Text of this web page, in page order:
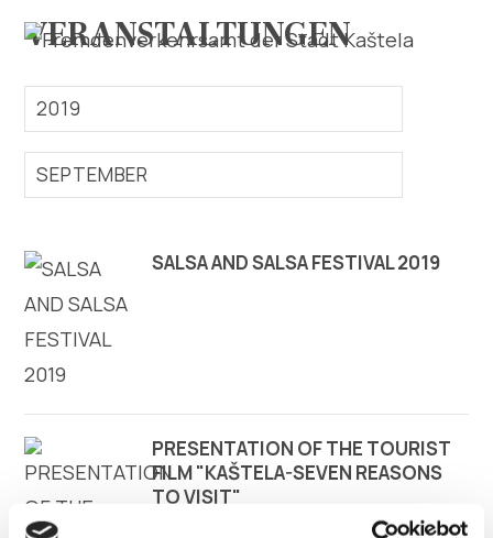
Erforsche
Destination
Info
Multimedia
Turistički ured
VERANSTALTUNGEN
2019
SEPTEMBER
SALSA AND SALSA FESTIVAL 2019
PRESENTATION OF THE TOURIST
FILM "KAŠTELA-SEVEN REASONS
TO VISIT"